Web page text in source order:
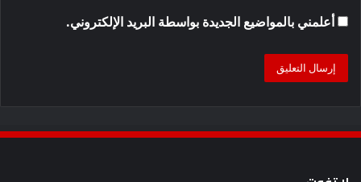
أعلمني بالمواضيع الجديدة بواسطة البريد الإلكتروني.